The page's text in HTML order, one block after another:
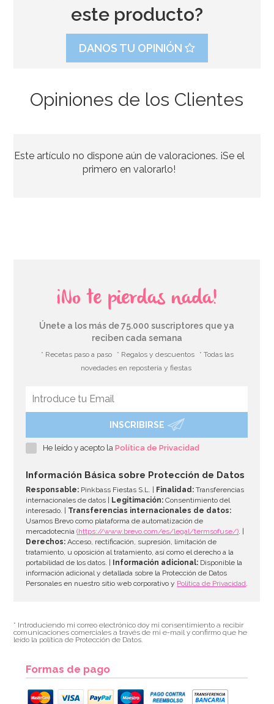
2,50€
Globo Comunión Rosa 45cm
AÑADIR
este producto?
DANOS TU OPINIÓN
Opiniones de los Clientes
Este artículo no dispone aún de valoraciones. ¡Se el
primero en valorarlo!
¡No te pierdas nada!
Únete a los más de 75.000 suscriptores que ya
reciben cada semana
* Recetas paso a paso * Regalos y descuentos
* Todas las
novedades en repostería y fiestas
INSCRIBIRSE
He leído y acepto laPolítica de Privacidad
Información Básica sobre Protección de Datos
Responsable: Pinkbass Fiestas S.L. | Finalidad: Transferencias
internacionales de datos |
Legitimación: Consentimiento del
interesado. | Transferencias internacionales de datos:
Usamos Brevo como plataforma de automatización de
mercadotecnia(https://www.brevo.com/es/legal/termsofuse/). |
Derechos: Acceso, rectificación, supresión, limitación de
tratamiento, u oposición al tratamiento, así como el derecho a la
portabilidad de los datos. |
Información adicional: Disponible la
información adicional y detallada sobre la Protección de Datos
Personales en nuestro sitio web corporativo y Política de Privacidad.
* Introduciendo mi correo electrónico doy mi consentimiento a recibir
comunicaciones comerciales a través de mi e-mail y confirmo que he
leído la política de Protección de Datos.
Formas de pago